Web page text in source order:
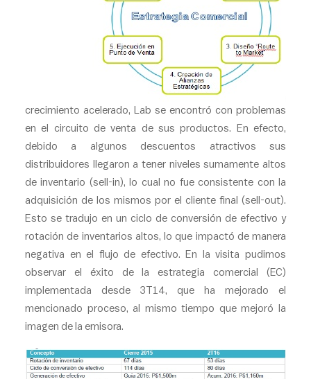
crecimiento acelerado, Lab se encontró con problemas
en el circuito de venta de sus productos. En efecto,
debido a algunos descuentos atractivos sus
distribuidores llegaron a tener niveles sumamente altos
de inventario (sell-in), lo cual no fue consistente con la
adquisición de los mismos por el cliente final (sell-out).
Esto se tradujo en un ciclo de conversión de efectivo y
rotación de inventarios altos, lo que impactó de manera
negativa en el flujo de efectivo. En la visita pudimos
observar el éxito de la estrategia comercial (EC)
implementada desde 3T14, que ha mejorado el
mencionado proceso, al mismo tiempo que mejoró la
imagen de la emisora.